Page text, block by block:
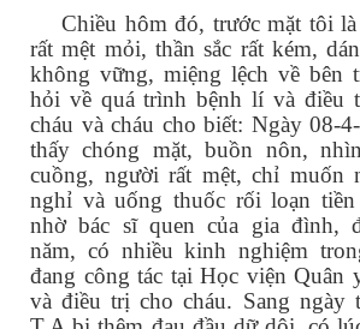
Chiều hôm đó, trước mặt tôi là
rất mệt mỏi, thần sắc rất kém,
không vững, miệng lệch về bên
hỏi về quá trình bệnh lí và điều
cháu và cháu cho biết: Ngày 08-
thấy chóng mặt, buồn nôn,
cuồng, người rất mệt, chỉ muốn
nghỉ và uống thuốc rối loạn
nhờ bác sĩ quen của gia đình,
năm, có nhiều kinh nghiệm
đang công tác tại Học viện Quân
và điều trị cho cháu. Sang ngày